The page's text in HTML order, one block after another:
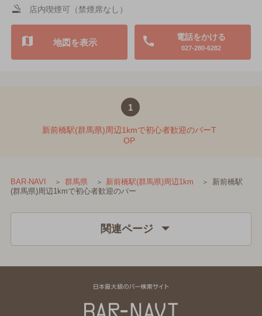
店内喫煙可（禁煙席なし）
電話をかける
027-280-6282
地図を表示
1
新前橋駅(群馬県)周辺1kmで初心者歓迎のバーT
OP
BAR-NAVI 群馬県 新前橋駅(群馬県)周辺1km
新前橋駅
(群馬県)周辺1kmで初心者歓迎のバー
関連ページ